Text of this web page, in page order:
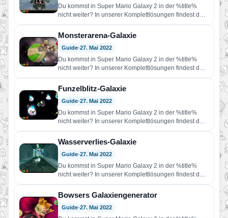
Du kommst in Super Mario Galaxy 2 in der %title%
nicht weiter? In unserer Komplettlösungen findest du
Hilfe!…
Monsterarena-Galaxie
Guide•27. Mai 2022
Du kommst in Super Mario Galaxy 2 in der %title%
nicht weiter? In unserer Komplettlösungen findest du
Hilfe!…
Funzelblitz-Galaxie
Guide•27. Mai 2022
Du kommst in Super Mario Galaxy 2 in der %title%
nicht weiter? In unserer Komplettlösungen findest du
Hilfe!…
Wasserverlies-Galaxie
Guide•27. Mai 2022
Du kommst in Super Mario Galaxy 2 in der %title%
nicht weiter? In unserer Komplettlösungen findest du
Hilfe!…
Bowsers Galaxiengenerator
Guide•27. Mai 2022